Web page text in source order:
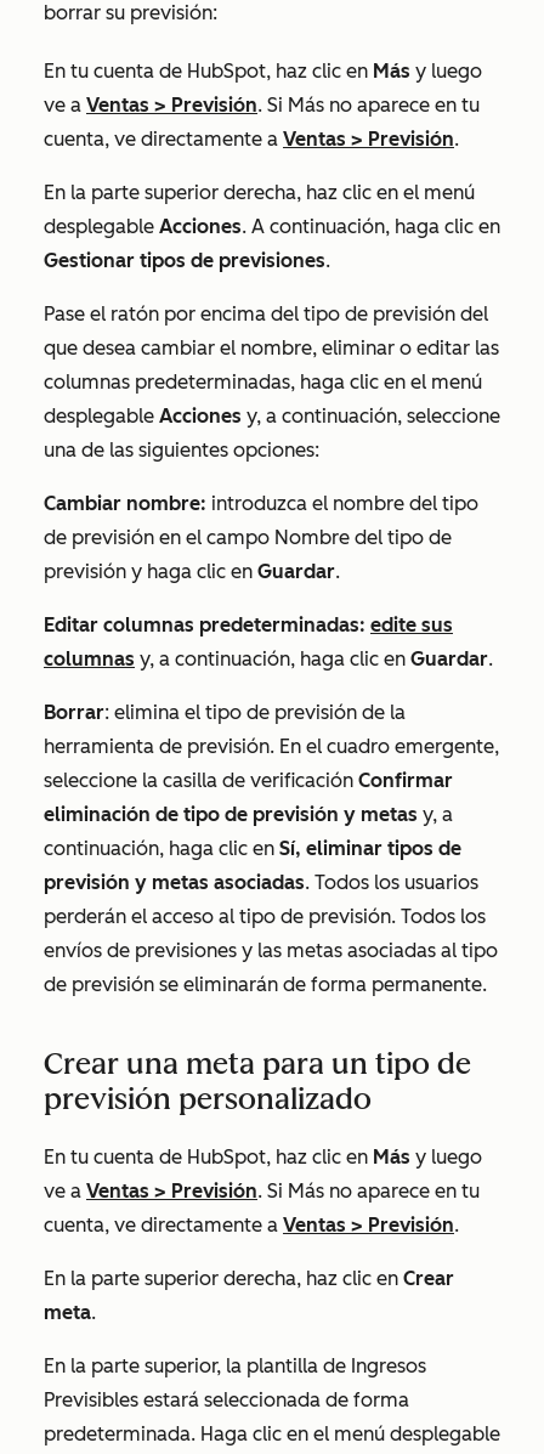
borrar su previsión:
En tu cuenta de HubSpot, haz clic en Más y luego
ve a Ventas > Previsión. Si Más no aparece en tu
cuenta, ve directamente a Ventas > Previsión.
En la parte superior derecha, haz clic en el menú
desplegable Acciones. A continuación, haga clic en
Gestionar tipos de previsiones.
Pase el ratón por encima del tipo de previsión del
que desea cambiar el nombre, eliminar o editar las
columnas predeterminadas, haga clic en el menú
desplegable Acciones y, a continuación, seleccione
una de las siguientes opciones:
Cambiar nombre: introduzca el nombre del tipo
de previsión en el campo Nombre del tipo de
previsión y haga clic en Guardar.
Editar columnas predeterminadas: edite sus
columnas y, a continuación, haga clic en Guardar.
Borrar: elimina el tipo de previsión de la
herramienta de previsión. En el cuadro emergente,
seleccione la casilla de verificación Confirmar
eliminación de tipo de previsión y metas y, a
continuación, haga clic en Sí, eliminar tipos de
previsión y metas asociadas. Todos los usuarios
perderán el acceso al tipo de previsión. Todos los
envíos de previsiones y las metas asociadas al tipo
de previsión se eliminarán de forma permanente.
Crear una meta para un tipo de
previsión personalizado
En tu cuenta de HubSpot, haz clic en Más y luego
ve a Ventas > Previsión. Si Más no aparece en tu
cuenta, ve directamente a Ventas > Previsión.
En la parte superior derecha, haz clic en Crear
meta.
En la parte superior, la plantilla de Ingresos
Previsibles estará seleccionada de forma
predeterminada. Haga clic en el menú desplegable